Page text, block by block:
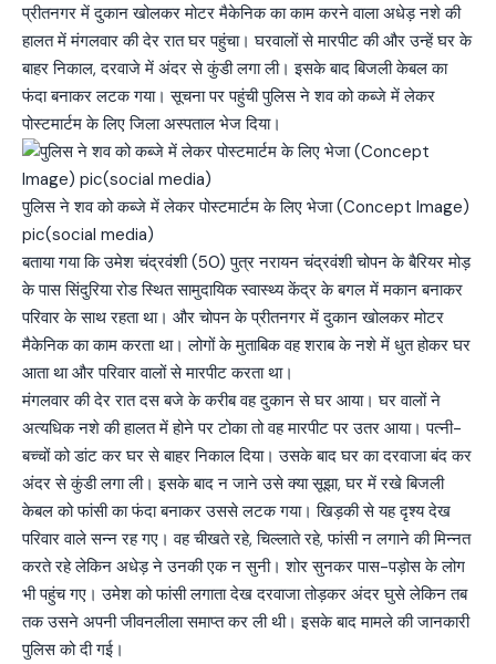
प्रीतनगर में दुकान खोलकर मोटर मैकेनिक का काम करने वाला अधेड़ नशे की
हालत में मंगलवार की देर रात घर पहुंचा। घरवालों से मारपीट की और उन्हें घर के
बाहर निकाल, दरवाजे में अंदर से कुंडी लगा ली। इसके बाद बिजली केबल का
फंदा बनाकर लटक गया। सूचना पर पहुंची पुलिस ने शव को कब्जे में लेकर
पोस्टमार्टम के लिए जिला अस्पताल भेज दिया।
पुलिस ने शव को कब्जे में लेकर पोस्टमार्टम के लिए भेजा (Concept Image)
pic(social media)
बताया गया कि उमेश चंद्रवंशी (50) पुत्र नरायन चंद्रवंशी चोपन के बैरियर मोड़
के पास सिंदुरिया रोड स्थित सामुदायिक स्वास्थ्य केंद्र के बगल में मकान बनाकर
परिवार के साथ रहता था। और चोपन के प्रीतनगर में दुकान खोलकर मोटर
मैकेनिक का काम करता था। लोगों के मुताबिक वह शराब के नशे में धुत होकर घर
आता था और परिवार वालों से मारपीट करता था।
मंगलवार की देर रात दस बजे के करीब वह दुकान से घर आया। घर वालों ने
अत्यधिक नशे की हालत में होने पर टोका तो वह मारपीट पर उतर आया। पत्नी-
बच्चों को डांट कर घर से बाहर निकाल दिया। उसके बाद घर का दरवाजा बंद कर
अंदर से कुंडी लगा ली। इसके बाद न जाने उसे क्या सूझा, घर में रखे बिजली
केबल को फांसी का फंदा बनाकर उससे लटक गया। खिड़की से यह दृश्य देख
परिवार वाले सन्न रह गए। वह चीखते रहे, चिल्लाते रहे, फांसी न लगाने की मिन्नत
करते रहे लेकिन अधेड़ ने उनकी एक न सुनी। शोर सुनकर पास-पड़ोस के लोग
भी पहुंच गए। उमेश को फांसी लगाता देख दरवाजा तोड़कर अंदर घुसे लेकिन तब
तक उसने अपनी जीवनलीला समाप्त कर ली थी। इसके बाद मामले की जानकारी
पुलिस को दी गई।